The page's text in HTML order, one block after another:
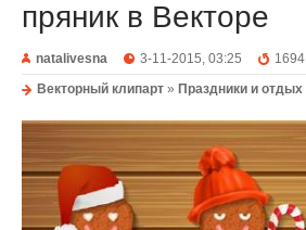
пряник в Векторе
natalivesna 3-11-2015, 03:25
1694
Векторный клипарт » Праздники и отдых